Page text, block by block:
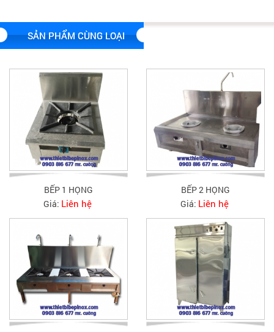
SẢN PHẨM CÙNG LOẠI
BẾP 1 HỌNG
Giá: Liên hệ
BẾP 2 HỌNG
Giá: Liên hệ